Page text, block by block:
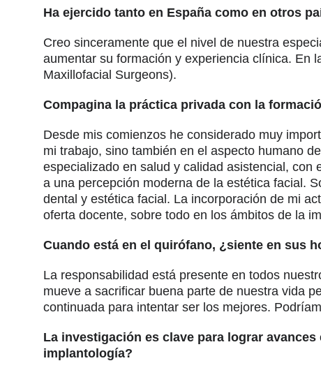
Ha ejercido tanto en España como en otros
Creo sinceramente que el nivel de nuestra
aumentar su formación y experiencia clínica. En
Maxillofacial Surgeons).
Compagina la práctica privada con la
Desde mis comienzos he considerado muy
mi trabajo, sino también en el aspecto humano
especializado en salud y calidad asistencial,
a una percepción moderna de la estética facial.
dental y estética facial. La incorporación de mi
oferta docente, sobre todo en los ámbitos de la
Cuando está en el quirófano, ¿siente en sus
La responsabilidad está presente en todos
mueve a sacrificar buena parte de nuestra vida
continuada para intentar ser los mejores.
La investigación es clave para lograr
implantología?